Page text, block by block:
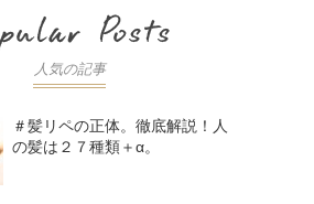
人気の記事
＃髪リペの正体。徹底解説！人
の髪は２７種類＋α。